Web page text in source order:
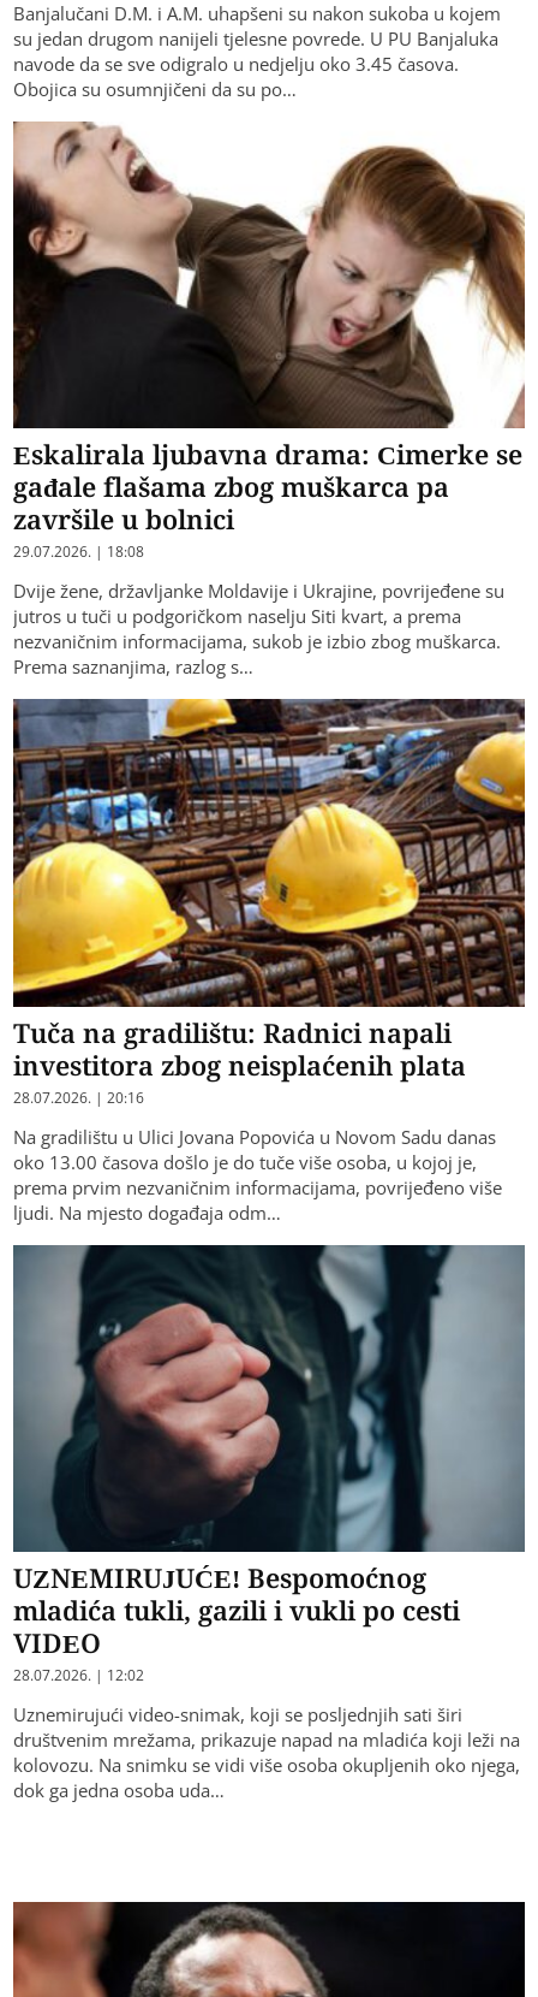
Banjalučani D.M. i A.M. uhapšeni su nakon sukoba u kojem
su jedan drugom nanijeli tjelesne povrede. U PU Banjaluka
navode da se sve odigralo u nedjelju oko 3.45 časova.
Obojica su osumnjičeni da su po…
Eskalirala ljubavna drama: Cimerke se
gađale flašama zbog muškarca pa
završile u bolnici
29.07.2026. | 18:08
Dvije žene, državljanke Moldavije i Ukrajine, povrijeđene su
jutros u tuči u podgoričkom naselju Siti kvart, a prema
nezvaničnim informacijama, sukob je izbio zbog muškarca.
Prema saznanjima, razlog s…
Tuča na gradilištu: Radnici napali
investitora zbog neisplaćenih plata
28.07.2026. | 20:16
Na gradilištu u Ulici Jovana Popovića u Novom Sadu danas
oko 13.00 časova došlo je do tuče više osoba, u kojoj je,
prema prvim nezvaničnim informacijama, povrijeđeno više
ljudi. Na mjesto događaja odm…
UZNEMIRUJUĆE! Bespomoćnog
mladića tukli, gazili i vukli po cesti
VIDEO
28.07.2026. | 12:02
Uznemirujući video-snimak, koji se posljednjih sati širi
društvenim mrežama, prikazuje napad na mladića koji leži na
kolovozu. Na snimku se vidi više osoba okupljenih oko njega,
dok ga jedna osoba uda…